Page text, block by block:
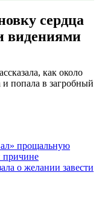
сердца
видениями
как около
и попала в загробный
прощальную
причине
о желании завести